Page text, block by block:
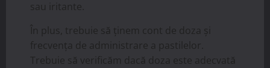
sau iritante.
În plus, trebuie să ținem cont de doza și
frecvența de administrare a pastilelor.
Trebuie să verificăm dacă doza este adecvată